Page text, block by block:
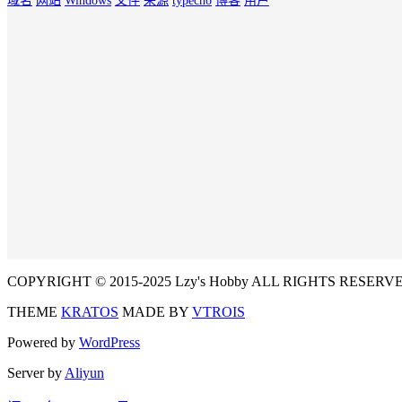
COPYRIGHT © 2015-2025 Lzy's Hobby ALL RIGHTS
THEME KRATOS MADE BY VTROIS
Powered by WordPress
Server by Aliyun